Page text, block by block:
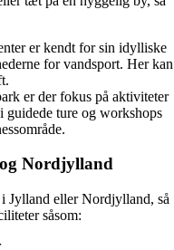
er kendt for sin idylliske
for vandsport. Her kan
er der fokus på aktiviteter
guidede ture og workshops
Nordjylland
Jylland eller Nordjylland, så
såsom: